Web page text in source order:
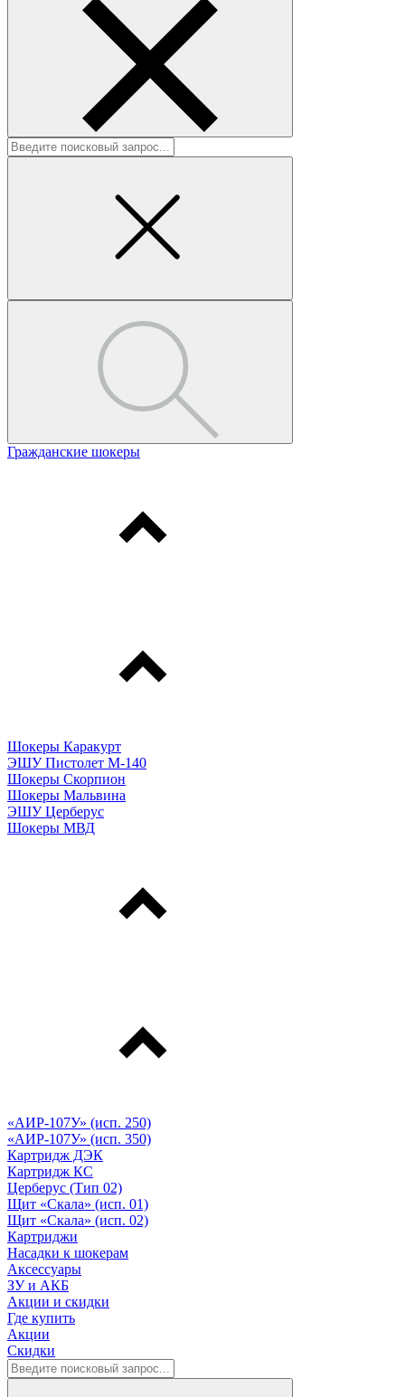
Гражданские шокеры
Шокеры Каракурт
ЭШУ Пистолет М-140
Шокеры Скорпион
Шокеры Мальвина
ЭШУ Церберус
Шокеры МВД
«АИР-107У» (исп. 250)
«АИР-107У» (исп. 350)
Картридж ДЭК
Картридж КС
Церберус (Тип 02)
Щит «Скала» (исп. 01)
Щит «Скала» (исп. 02)
Картриджи
Насадки к шокерам
Аксессуары
ЗУ и АКБ
Акции и скидки
Где купить
Акции
Скидки